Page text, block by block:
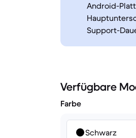
Android-
Support-
Verfügbare
Farbe
Schwarz